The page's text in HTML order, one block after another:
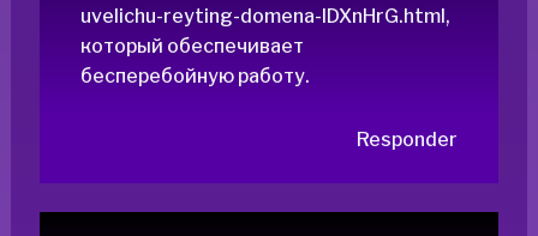
uvelichu-reyting-domena-IDXnHrG.html ,
который обеспечивает
бесперебойную работу.
Responder